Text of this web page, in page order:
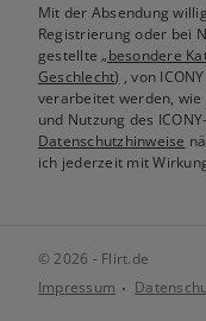
Mit der Absendung
Registrierung oder bei
gestellte„besondere
Geschlecht) , von
verarbeitet werden, wie
und Nutzung des
Datenschutzhinweise
ich jederzeit mit
© 2026 - Flirt.de
Impressum